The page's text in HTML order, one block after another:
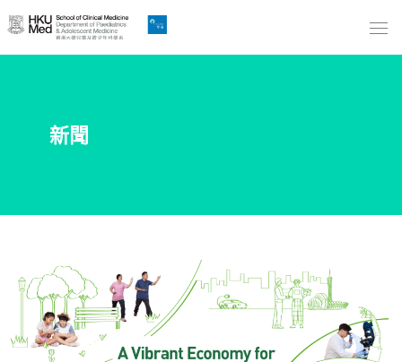
Skip
to
內
新聞